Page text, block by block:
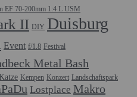
EF 70-200mm 1:4 L USM
II DIY Duisburg
Event f/1.8 Festival
Metal Bash
Kempen Konzert Landschaftspark
Lostplace Makro